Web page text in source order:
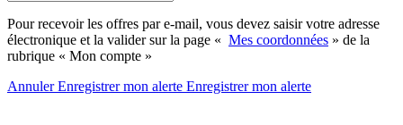
Pour recevoir les offres par e-mail, vous devez saisir votre adresse
électronique et la valider sur la page « Mes coordonnées » de la
rubrique « Mon compte »
AnnulerEnregistrer mon alerte Enregistrermon alerte